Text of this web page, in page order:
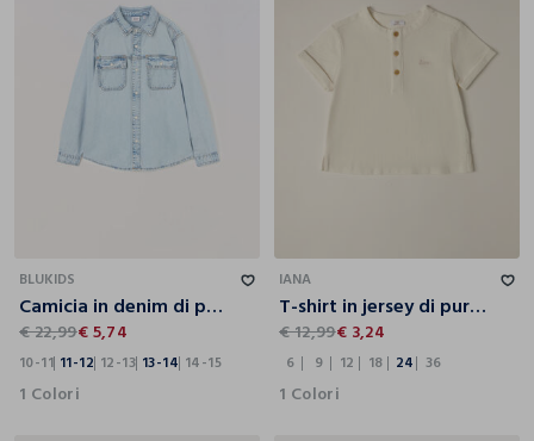
BLUKIDS
Camicia in denim di puro cotone ragazzo
€ 22,99€ 5,74
10-11 11-12 12-13 13-14 14-15
1 Colori
IANA
T-shirt in jersey di puro cotone IANA neonato
€ 12,99€ 3,24
6 9 12 18 24 36
1 Colori